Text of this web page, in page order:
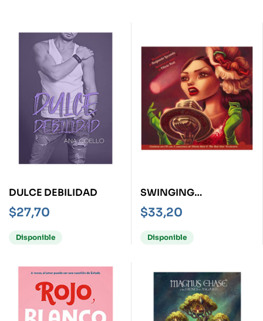
DULCE DEBILIDAD
$27,70
Disponible
SWINGING
CHRISTMAS
$33,20
Disponible